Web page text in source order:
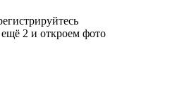
2 и откроем фото